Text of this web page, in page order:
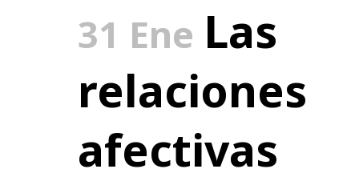
31 Ene Las
relaciones
afectivas